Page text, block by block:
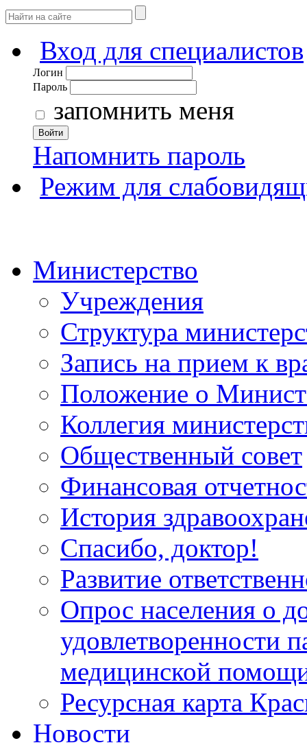
Вход для специалистов
Логин
Пароль
запомнить меня
Войти
Напомнить пароль
Режим для
Министерство
Учреждения
Структура
Запись на прием к
Положение о
Коллегия
Общественный совет
Финансовая
История
Спасибо, доктор!
Развитие
Опрос населения о
удовлетворенности
медицинской
Ресурсная карта
Новости